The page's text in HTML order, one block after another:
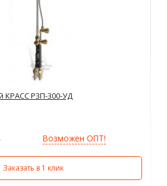
КРАСС Р3П-300-УД
Возможен ОПТ!
Заказать в 1 клик